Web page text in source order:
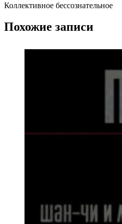
Коллективное бессознательное
Похожие записи